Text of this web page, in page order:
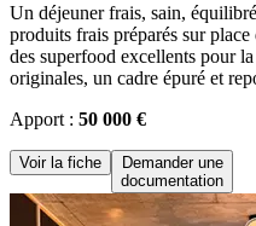
Un déjeuner frais, sain,
produits frais préparés sur place
des superfood excellents pour la
originales, un cadre épuré et
Apport : 50 000 €
Voir la fiche
Demander une
documentation